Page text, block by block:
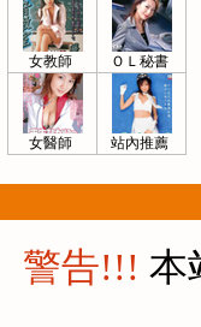
女教師 ＯＬ秘書
女醫師 站內推薦
警告!!! 本